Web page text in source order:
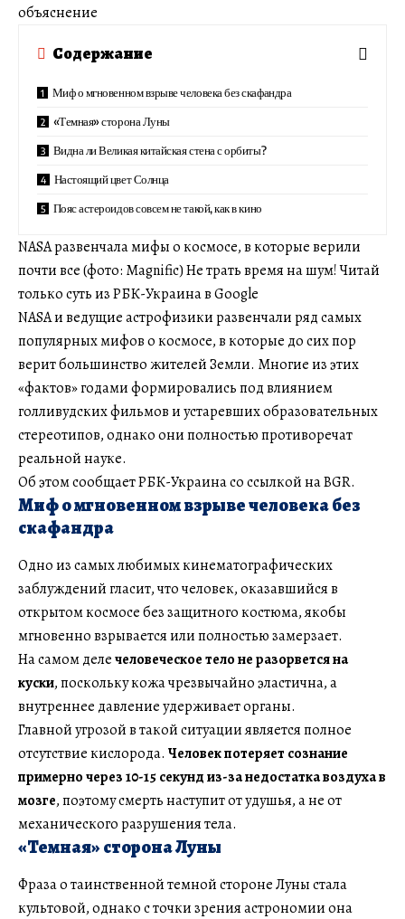
объяснение
Содержание
Миф о мгновенном взрыве человека без скафандра
«Темная» сторона Луны
Видна ли Великая китайская стена с орбиты?
Настоящий цвет Солнца
Пояс астероидов совсем не такой, как в кино
NASA развенчала мифы о космосе, в которые верили
почти все (фото: Magnific) Не трать время на шум! Читай
только суть из РБК-Украина в Google
NASA и ведущие астрофизики развенчали ряд самых
популярных мифов о космосе, в которые до сих пор
верит большинство жителей Земли. Многие из этих
«фактов» годами формировались под влиянием
голливудских фильмов и устаревших образовательных
стереотипов, однако они полностью противоречат
реальной науке.
Об этом сообщает РБК-Украина со ссылкой на BGR.
Миф о мгновенном взрыве человека без
скафандра
Одно из самых любимых кинематографических
заблуждений гласит, что человек, оказавшийся в
открытом космосе без защитного костюма, якобы
мгновенно взрывается или полностью замерзает.
На самом делечеловеческое тело не разорвется на
куски, поскольку кожа чрезвычайно эластична, а
внутреннее давление удерживает органы.
Главной угрозой в такой ситуации является полное
отсутствие кислорода. Человек потеряет сознание
примерно через 10-15 секунд из-за недостатка воздуха в
мозге, поэтому смерть наступит от удушья, а не от
механического разрушения тела.
«Темная» сторона Луны
Фраза о таинственной темной стороне Луны стала
культовой, однако с точки зрения астрономии она